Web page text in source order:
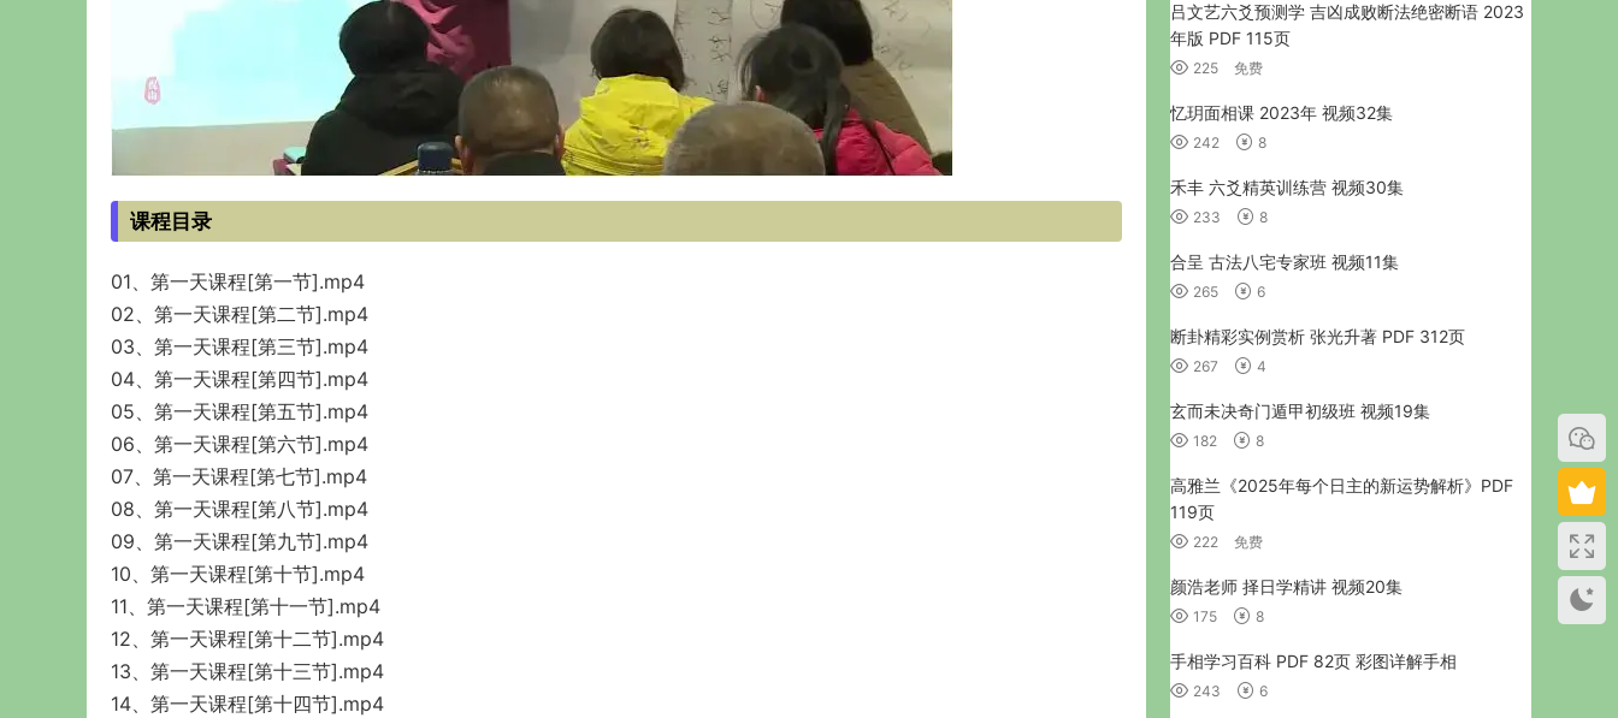
课程目录
01、第一天课程[第一节].mp4
02、第一天课程[第二节].mp4
03、第一天课程[第三节].mp4
04、第一天课程[第四节].mp4
05、第一天课程[第五节].mp4
06、第一天课程[第六节].mp4
07、第一天课程[第七节].mp4
08、第一天课程[第八节].mp4
09、第一天课程[第九节].mp4
10、第一天课程[第十节].mp4
11、第一天课程[第十一节].mp4
12、第一天课程[第十二节].mp4
13、第一天课程[第十三节].mp4
14、第一天课程[第十四节].mp4
吕文艺六爻预测学 吉凶成败断法绝密断语 2023
年版 PDF 115页
225 免费
忆玥面相课 2023年 视频32集
242 8
禾丰 六爻精英训练营 视频30集
233 8
合呈 古法八宅专家班 视频11集
265 6
断卦精彩实例赏析 张光升著 PDF 312页
267 4
玄而未决奇门遁甲初级班 视频19集
182 8
高雅兰《2025年每个日主的新运势解析》PDF
119页
222 免费
颜浩老师 择日学精讲 视频20集
175 8
手相学习百科 PDF 82页 彩图详解手相
243 6